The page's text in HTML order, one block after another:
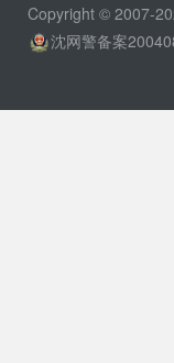
Copyright © 2007-
沈网警备案